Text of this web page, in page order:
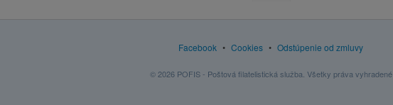
Facebook • Cookies • Odstúpenie od zmluvy
© 2026 POFIS - Poštová filatelistická služba. Všetky práva vyhradené